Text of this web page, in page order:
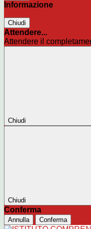
Informazione
Chiudi
Attendere...
Attendere il
Chiudi
Chiudi
Conferma
Annulla Conferma